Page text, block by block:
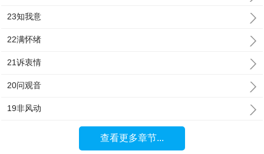
23知我意
22满怀绪
21诉衷情
20问观音
19非风动
查看更多章节...